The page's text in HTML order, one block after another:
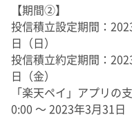
【期間②】
投信積立設定期間：
日（日）
投信積立約定期間：
日（金）
「楽天ペイ」アプリの
0:00 ～ 2023年3月31日